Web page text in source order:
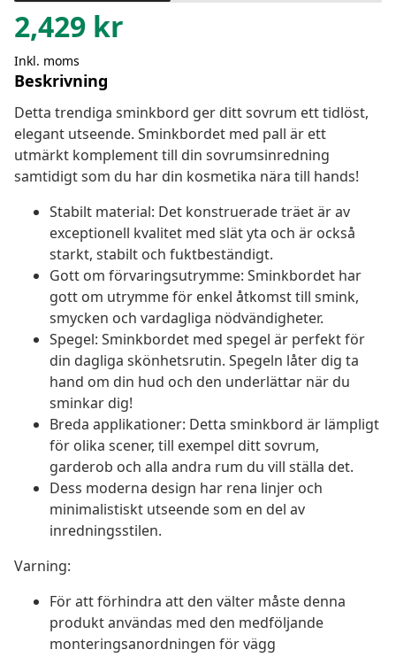
2,429 kr
Inkl. moms
Beskrivning
Detta trendiga sminkbord ger ditt sovrum ett tidlöst,
elegant utseende. Sminkbordet med pall är ett
utmärkt komplement till din sovrumsinredning
samtidigt som du har din kosmetika nära till hands!
Stabilt material: Det konstruerade träet är av
exceptionell kvalitet med slät yta och är också
starkt, stabilt och fuktbeständigt.
Gott om förvaringsutrymme: Sminkbordet har
gott om utrymme för enkel åtkomst till smink,
smycken och vardagliga nödvändigheter.
Spegel: Sminkbordet med spegel är perfekt för
din dagliga skönhetsrutin. Spegeln låter dig ta
hand om din hud och den underlättar när du
sminkar dig!
Breda applikationer: Detta sminkbord är lämpligt
för olika scener, till exempel ditt sovrum,
garderob och alla andra rum du vill ställa det.
Dess moderna design har rena linjer och
minimalistiskt utseende som en del av
inredningsstilen.
Varning:
För att förhindra att den välter måste denna
produkt användas med den medföljande
monteringsanordningen för vägg